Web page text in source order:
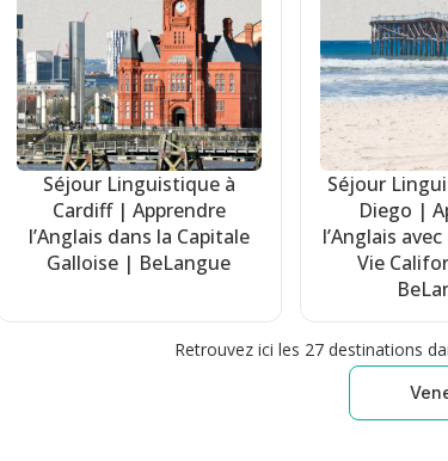
Séjour Linguistique à
Cardiff | Apprendre
l’Anglais dans la Capitale
Galloise | BeLangue
Séjour
Diego |
l’Anglais
Vie
Retrouvez ici les 27 destinations